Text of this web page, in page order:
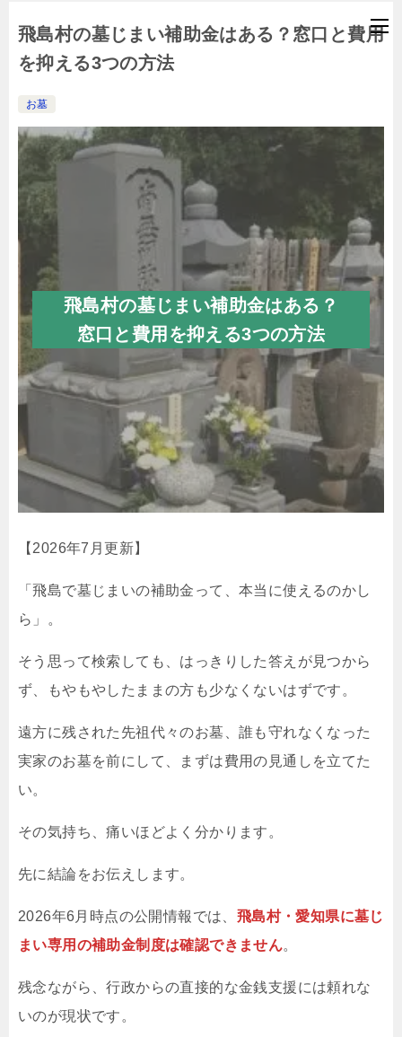
飛島村の墓じまい補助金はある？窓口と費用
を抑える3つの方法
お墓
飛島村の墓じまい補助金はある？
窓口と費用を抑える3つの方法
【2026年7月更新】
「飛島で墓じまいの補助金って、本当に使えるのかし
ら」。
そう思って検索しても、はっきりした答えが見つから
ず、もやもやしたままの方も少なくないはずです。
遠方に残された先祖代々のお墓、誰も守れなくなった
実家のお墓を前にして、まずは費用の見通しを立てた
い。
その気持ち、痛いほどよく分かります。
先に結論をお伝えします。
2026年6月時点の公開情報では、 飛島村・愛知県に墓じ
まい専用の補助金制度は確認できません。
残念ながら、行政からの直接的な金銭支援には頼れな
いのが現状です。